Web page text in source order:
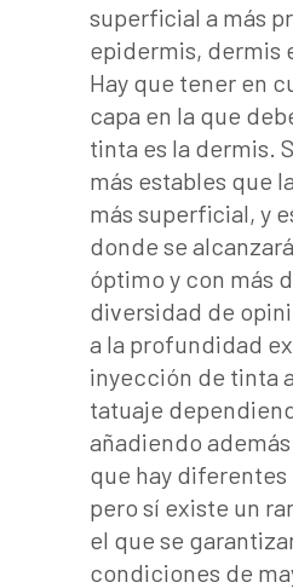
superficial a más
epidermis, dermis
Hay que tener en
capa en la que
tinta es la dermis.
más estables que
más superficial, y
donde se
óptimo y con más
diversidad de
a la profundidad
inyección de tinta
tatuaje
añadiendo
que hay
pero sí existe un
el que se
condiciones de